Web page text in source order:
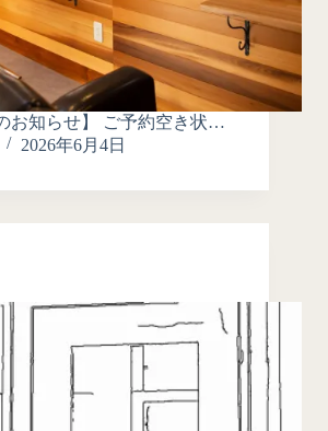
お知らせ】 ご予約空き状…
2026年6月4日